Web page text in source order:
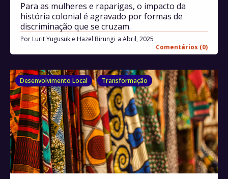
Por Lurit Yugusuk e Hazel Birungi
Abril, 2025
Comentários (0)
Para as mulheres e raparigas, o impacto da
história colonial é agravado por formas de
discriminação que se cruzam.
Desenvolvimento Local Transformação